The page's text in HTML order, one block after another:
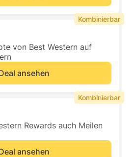
von Best Western auf
ansehen
Kombinierbar
Rewards auch Meilen
ansehen
Kombinierbar